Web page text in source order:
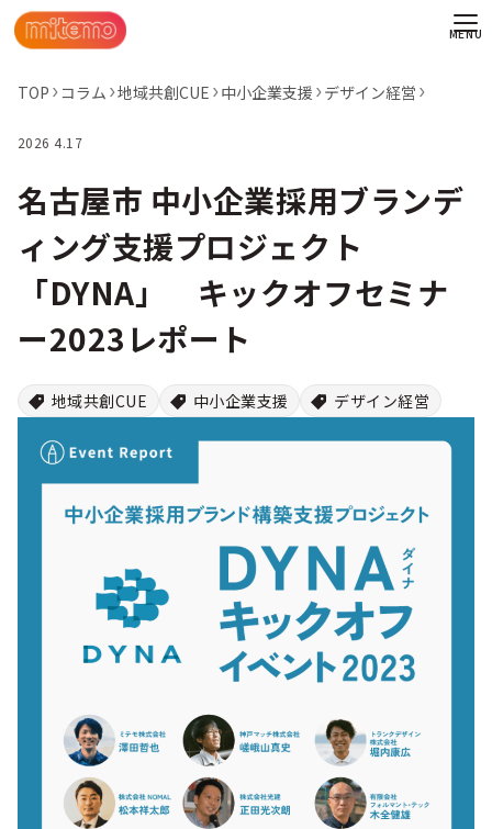
TOP コラム 地域共創CUE 中小企業支援 デザイン経営
2026 4.17
名古屋市 中小企業採用ブランデ
ィング支援プロジェクト
「DYNA」 キックオフセミナ
ー2023レポート
地域共創CUE 中小企業支援 デザイン経営